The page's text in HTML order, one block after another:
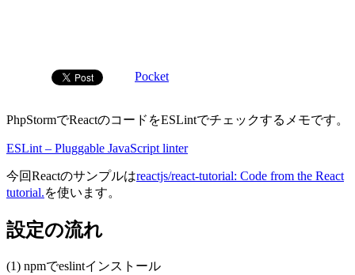
Pocket
PhpStormでReactのコードをESLintでチェックするメモです。
ESLint – Pluggable JavaScript linter
今回Reactのサンプルはreactjs/react-tutorial: Code from the React
tutorial.を使います。
設定の流れ
(1) npmでeslintインストール